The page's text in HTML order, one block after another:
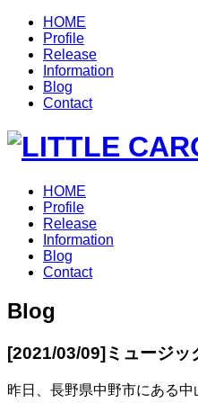
HOME
Profile
Release
Information
Blog
Contact
HOME
Profile
Release
Information
Blog
Contact
Blog
[2021/03/09]ミュージッ
昨日、長野県中野市にある